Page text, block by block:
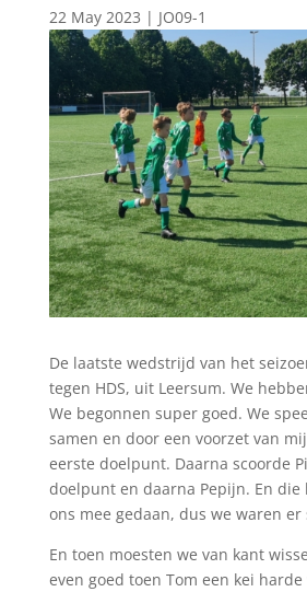
22 May 2023 | JO09-1
De laatste wedstrijd van het
tegen HDS, uit Leersum. We
We begonnen super goed. We
samen en door een voorzet van
eerste doelpunt. Daarna scoorde
doelpunt en daarna Pepijn. En
ons mee gedaan, dus we waren
En toen moesten we van kant
even goed toen Tom een kei